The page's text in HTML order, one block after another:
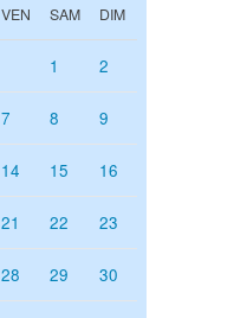
VEN SAM DIM
1 2
7 8 9
14 15 16
21 22 23
28 29 30